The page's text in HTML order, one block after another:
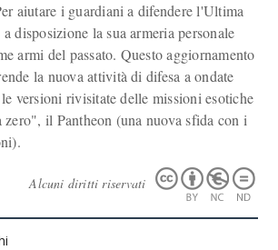
aiutare i guardiani a difendere l'Ultima
disposizione la sua armeria personale
armi del passato. Questo aggiornamento
la nuova attività di difesa a ondate
versioni rivisitate delle missioni esotiche
il Pantheon (una nuova sfida con i
Alcuni diritti riservati